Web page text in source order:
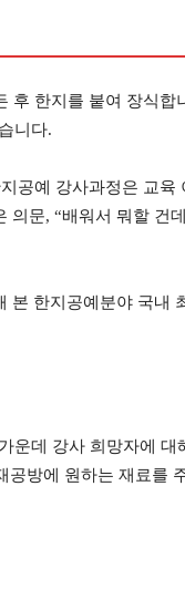
후 한지를 붙여 장식합
니다.
공예 강사과정은 교육
문, “배워서 뭐할 건
본 한지공예분야 국내
운데 강사 희망자에 대
방에 원하는 재료를